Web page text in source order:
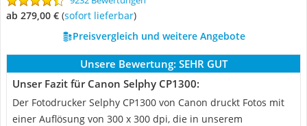
ab 279,00 € ( Sofort lieferbar)
Preisvergleich und weitere Angebote
Unsere Bewertung: SEHR GUT
Unser Fazit für Canon Selphy CP1300:
Der Fotodrucker Selphy CP1300 von Canon druckt Fotos mit
einer Auflösung von 300 x 300 dpi, die in unserem